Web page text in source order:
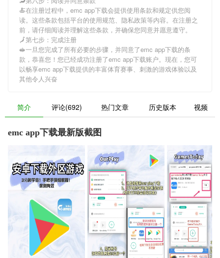
🍝在注册过程中， emc app下载会提供使用条款和规定供您阅
读。这些条款包括平台的使用规范、隐私政策等内容。在注册之
前，请仔细阅读并理解这些条款，并确保您同意并愿意遵守。
🗾第七步：完成注册
🥪一旦您完成了所有必要的步骤，并同意了emc app下载的条
款，恭喜您！您已经成功注册了emc app下载账户。现在，您可
以畅享emc app下载提供的丰富体育赛事、刺激的游戏体验以及
其他令人兴奋
简介 评论(692) 热门文章 历史版本 视频
emc app下载最新版截图